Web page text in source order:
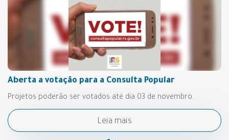
Aberta a votação para a Consulta Popular
Projetos poderão ser votados até dia 03 de novembro.
Leia mais